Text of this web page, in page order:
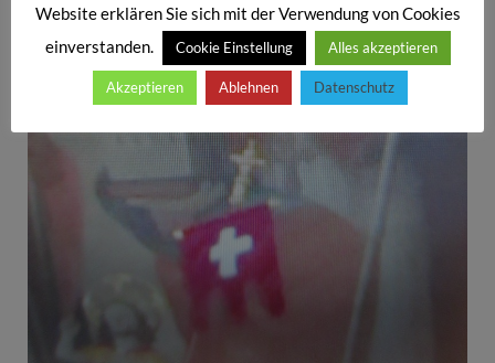
Website erklären Sie sich mit der Verwendung von Cookies
einverstanden.
Cookie Einstellung Alles akzeptieren
Akzeptieren Ablehnen Datenschutz